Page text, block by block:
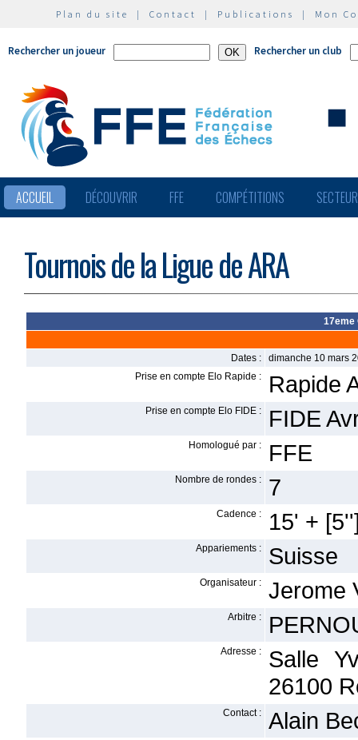
Plan du site | Contact | Publications | Mon
Rechercher un joueur Rechercher un club
ACCUEIL DÉCOUVRIR FFE COMPÉTITIONS
Tournois de la Ligue de ARA
17eme
Dates :
dimanche 10 mars
Prise en compte Elo Rapide :
Rapide
Prise en compte Elo FIDE : FIDE
Homologué par : FFE
Nombre de rondes : 7
Cadence : 15' +
Appariements : Suisse
Organisateur : Jerome
Arbitre :
Adresse :
Salle
26100
Contact : Alain